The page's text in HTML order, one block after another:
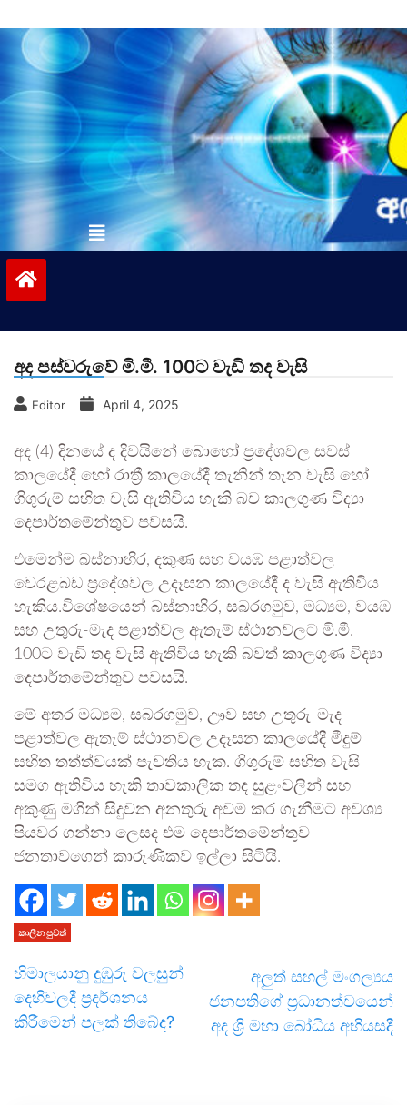
to
contentvinivida.lk
අද පස්වරුවේ මි.මී. 100ට වැඩි තද වැසි
Editor April 4, 2025
අද (4) දිනයේ ද දිවයිනේ බොහෝ ප්‍රදේශවල සවස්
කාලයේදී හෝ රාත්‍රී කාලයේදී තැනින් තැන වැසි හෝ
ගිගුරුම් සහිත වැසි ඇතිවිය හැකි බව කාලගුණ විද්‍යා
දෙපාර්තමේන්තුව පවසයි.
එමෙන්ම බස්නාහිර, දකුණ සහ වයඹ පළාත්වල
වෙරළබඩ ප්‍රදේශවල උදෑසන කාලයේදී ද වැසි ඇතිවිය
හැකිය.විශේෂයෙන් බස්නාහිර, සබරගමුව, මධ්‍යම, වයඹ
සහ උතුරු-මැද පළාත්වල ඇතැම් ස්ථානවලට මි.මී.
100ට වැඩි තද වැසි ඇතිවිය හැකි බවත් කාලගුණ විද්‍යා
දෙපාර්තමේන්තුව පවසයි.
මේ අතර මධ්‍යම, සබරගමුව, ඌව සහ උතුරු-මැද
පළාත්වල ඇතැම් ස්ථානවල උදෑසන කාලයේදී මීදුම්
සහිත තත්ත්වයක් පැවතිය හැක. ගිගුරුම් සහිත වැසි
සමග ඇතිවිය හැකි තාවකාලික තද සුළංවලින් සහ
අකුණු මගින් සිදුවන අනතුරු අවම කර ගැනීමට අවශ්‍ය
පියවර ගන්නා ලෙසද එම දෙපාර්තමේන්තුව
ජනතාවගෙන් කාරුණිකව ඉල්ලා සිටියි.
කාලීන පුවත්
හිමාලයානු දුඹුරු වලසුන්
දෙහිවලදී ප්‍රදර්ශනය
කිරීමෙන් පලක් තිබේද?
අලුත් සහල් මංගල්‍යය
ජනපතිගේ ප්‍රධානත්වයෙන්
අද ශ්‍රි මහා බෝධිය අභියසදී